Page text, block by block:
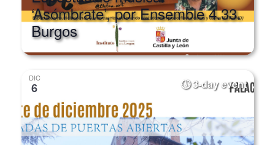
‘Asómbrate’, por Ensemble 4.33.
Burgos
DIC
6 3-day event